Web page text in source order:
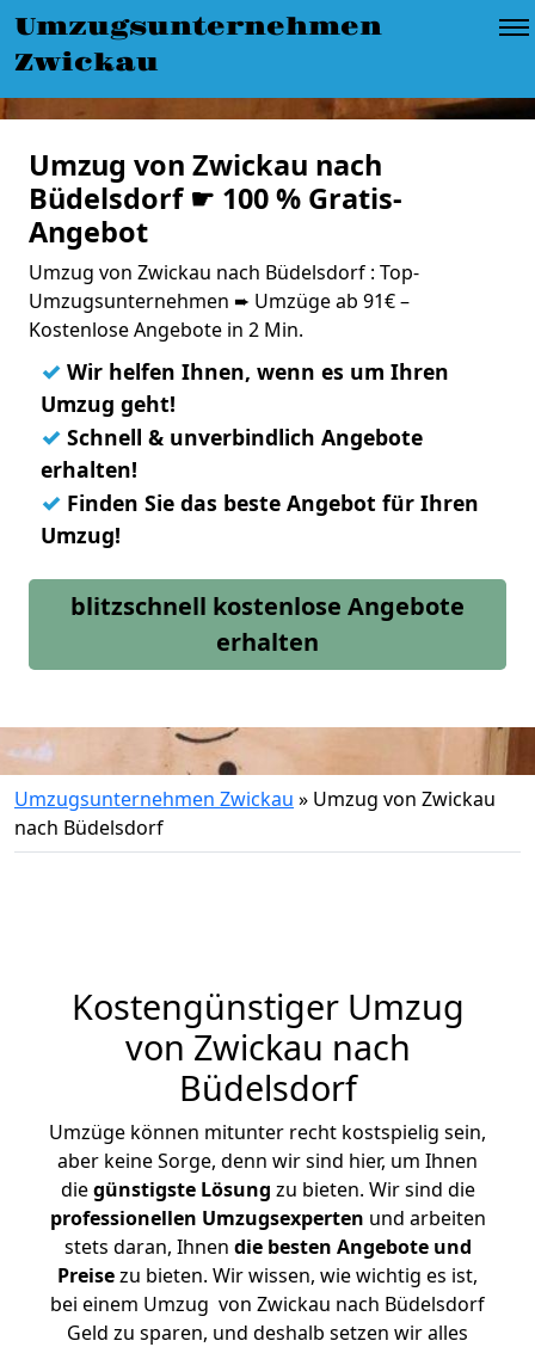
Umzugsunternehmen
Zwickau
Umzug von Zwickau nach
Büdelsdorf ☛ 100 % Gratis-
Angebot
Umzug von Zwickau nach Büdelsdorf : Top-
Umzugsunternehmen ➨ Umzüge ab 91€ –
Kostenlose Angebote in 2 Min.
✓ Wir helfen Ihnen, wenn es um Ihren
Umzug geht!
✓ Schnell & unverbindlich Angebote
erhalten!
✓ Finden Sie das beste Angebot für Ihren
Umzug!
blitzschnell kostenlose Angebote
erhalten
Umzugsunternehmen Zwickau » Umzug von Zwickau
nach Büdelsdorf
Kostengünstiger Umzug
von Zwickau nach
Büdelsdorf
Umzüge können mitunter recht kostspielig sein,
aber keine Sorge, denn wir sind hier, um Ihnen
diegünstigste Lösung zu bieten. Wir sind die
professionellen Umzugsexperten und arbeiten
stets daran, Ihnen die besten Angebote und
Preisezu bieten. Wir wissen, wie wichtig es ist,
bei einem Umzug von Zwickau nach Büdelsdorf
Geld zu sparen, und deshalb setzen wir alles